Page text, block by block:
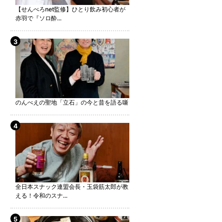
【せんべろnet監修】ひとり飲み初心者が
赤羽で『ソロ酔...
のんべえの聖地「立石」の今と昔を語る噺
全日本スナック連盟会長・玉袋筋太郎が教
える！令和のスナ...